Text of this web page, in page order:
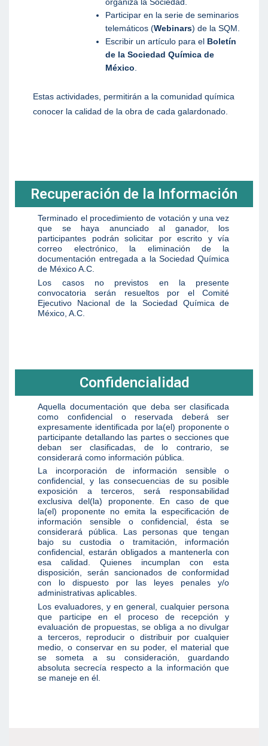
organiza la Sociedad.
Participar en la serie de seminarios
telemáticos (Webinars) de la SQM.
Escribir un artículo para el Boletín
de la Sociedad Química de
México.
Estas actividades, permitirán a la comunidad química
conocer la calidad de la obra de cada galardonado.
Recuperación de la Información
Terminado el procedimiento de votación y una vez
que se haya anunciado al ganador, los
participantes podrán solicitar por escrito y vía
correo electrónico, la eliminación de la
documentación entregada a la Sociedad Química
de México A.C.
Los casos no previstos en la presente
convocatoria serán resueltos por el Comité
Ejecutivo Nacional de la Sociedad Química de
México, A.C.
Confidencialidad
Aquella documentación que deba ser clasificada
como confidencial o reservada deberá ser
expresamente identificada por la(el) proponente o
participante detallando las partes o secciones que
deban ser clasificadas, de lo contrario, se
considerará como información pública.
La incorporación de información sensible o
confidencial, y las consecuencias de su posible
exposición a terceros, será responsabilidad
exclusiva del(la) proponente. En caso de que
la(el) proponente no emita la especificación de
información sensible o confidencial, ésta se
considerará pública. Las personas que tengan
bajo su custodia o tramitación, información
confidencial, estarán obligados a mantenerla con
esa calidad. Quienes incumplan con esta
disposición, serán sancionados de conformidad
con lo dispuesto por las leyes penales y/o
administrativas aplicables.
Los evaluadores, y en general, cualquier persona
que participe en el proceso de recepción y
evaluación de propuestas, se obliga a no divulgar
a terceros, reproducir o distribuir por cualquier
medio, o conservar en su poder, el material que
se someta a su consideración, guardando
absoluta secrecía respecto a la información que
se maneje en él.